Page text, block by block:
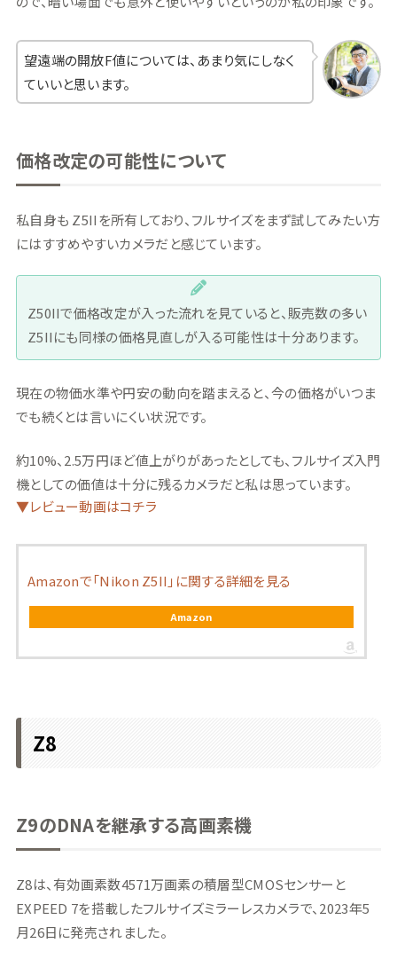
望遠端の開放F値については、あまり気にしなく
ていいと思います。
価格改定の可能性について
私自身も Z5IIを所有しており、フルサイズをまず試してみたい方
にはすすめやすいカメラだと感じています。
Z50IIで価格改定が入った流れを見ていると、販売数の多い
Z5IIにも同様の価格見直しが入る可能性は十分あります。
現在の物価水準や円安の動向を踏まえると、今の価格がいつま
でも続くとは言いにくい状況です。
約10%、2.5万円ほど値上がりがあったとしても、フルサイズ入門
機としての価値は十分に残るカメラだと私は思っています。
▼レビュー動画はコチラ
Amazonで「Nikon Z5II」に関する詳細を見る
Amazon
Z8
Z9のDNAを継承する高画素機
Z8は、有効画素数4571万画素の積層型CMOSセンサーと
EXPEED 7を搭載したフルサイズミラーレスカメラで、2023年5
月26日に発売されました。